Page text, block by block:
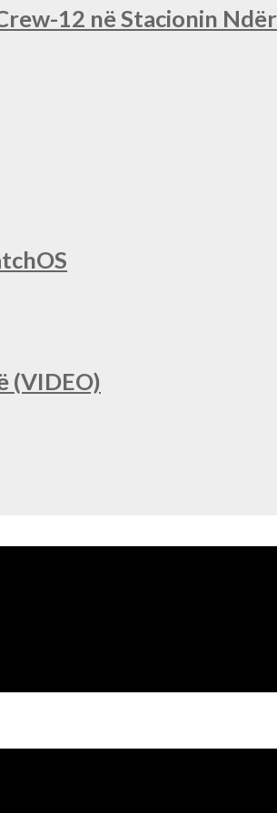
12 në Stacionin
(VIDEO)